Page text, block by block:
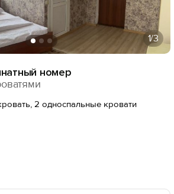
1/3
номер
2 односпальные кровати